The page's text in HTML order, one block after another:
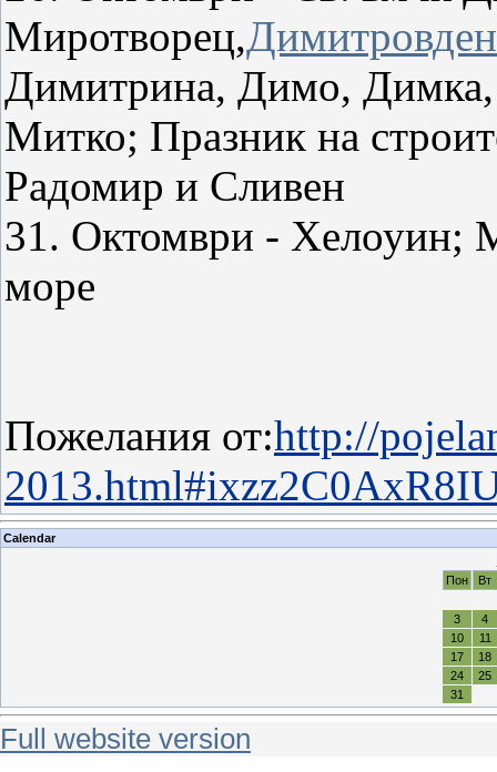
Миротворец,Димитровден
Димитрина, Димо,
Митко; Празник на
Радомир и Сливен
31. Октомври - Хелоуин;
море
Пожелания от:http://
Calendar
Пон
Вт
3
4
10
11
17
18
24
25
31
Full website version